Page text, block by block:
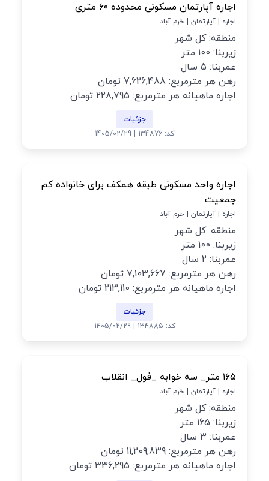
اجاره آپارتمان مسکونی محدوده ۶۰ متری
اجاره | آپارتمان | خرم آباد
منطقه: کل شهر
زیربنا: 100 متر
عمربنا: 5 سال
رهن هر مترمربع: 7,626,488 تومان
اجاره ماهیانه هر مترمربع: 228,795 تومان
جزئیات
کد: 134876 | 1405/02/29
اجاره واحد مسکونی طبقه همکف برای خانواده کم
جمعیت
اجاره | آپارتمان | خرم آباد
منطقه: کل شهر
زیربنا: 100 متر
عمربنا: 2 سال
رهن هر مترمربع: 7,103,667 تومان
اجاره ماهیانه هر مترمربع: 213,110 تومان
جزئیات
کد: 134885 | 1405/02/29
۱۶۵ متر_ سه خوابه _فول_ انقلاب
اجاره | آپارتمان | خرم آباد
منطقه: کل شهر
زیربنا: 165 متر
عمربنا: 3 سال
رهن هر مترمربع: 11,209,839 تومان
اجاره ماهیانه هر مترمربع: 336,295 تومان